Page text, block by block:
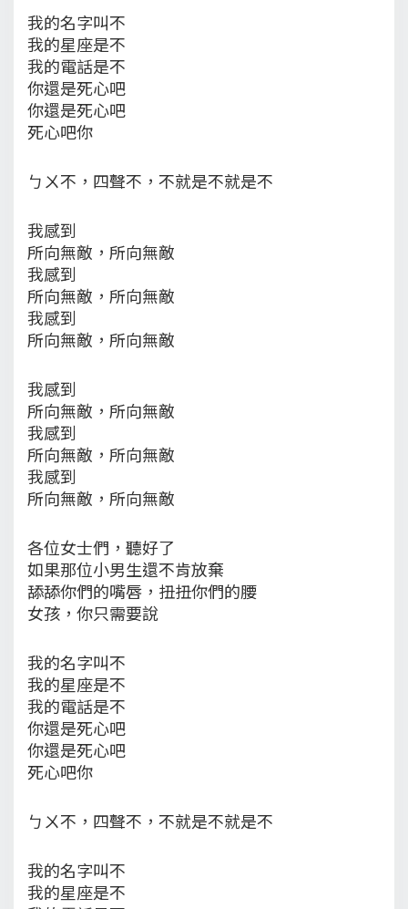
我的名字叫不
我的星座是不
我的電話是不
你還是死心吧
你還是死心吧
死心吧你
ㄅㄨ不，四聲不，不就是不就是不
我感到
所向無敵，所向無敵
我感到
所向無敵，所向無敵
我感到
所向無敵，所向無敵
我感到
所向無敵，所向無敵
我感到
所向無敵，所向無敵
我感到
所向無敵，所向無敵
各位女士們，聽好了
如果那位小男生還不肯放棄
舔舔你們的嘴唇，扭扭你們的腰
女孩，你只需要說
我的名字叫不
我的星座是不
我的電話是不
你還是死心吧
你還是死心吧
死心吧你
ㄅㄨ不，四聲不，不就是不就是不
我的名字叫不
我的星座是不